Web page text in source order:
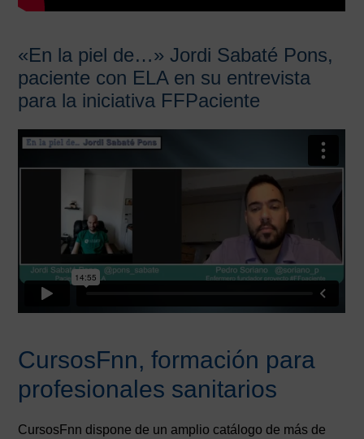
«En la piel de…» Jordi Sabaté Pons,
paciente con ELA en su entrevista
para la iniciativa FFPaciente
CursosFnn, formación para
profesionales sanitarios
CursosFnn dispone de un amplio catálogo de más de